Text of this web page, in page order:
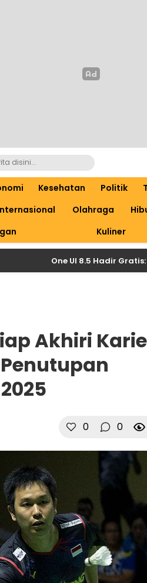
Kesehatan Politik
Olahraga
Kuliner
One UI 8.5 Hadir Gratis:
Akhiri
0 0